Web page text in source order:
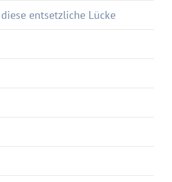
entsetzliche Lücke